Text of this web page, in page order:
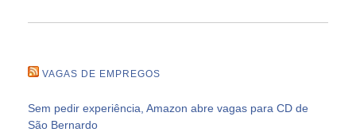
VAGAS DE EMPREGOS
Sem pedir experiência, Amazon abre vagas para CD de
São Bernardo